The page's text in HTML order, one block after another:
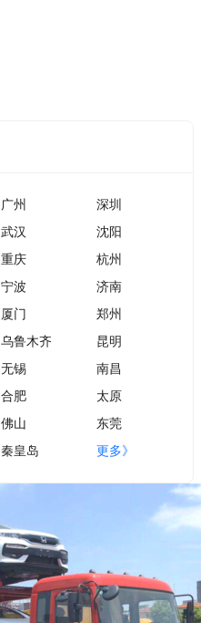
广州
深圳
武汉
沈阳
重庆
杭州
宁波
济南
厦门
郑州
乌鲁木齐
昆明
无锡
南昌
合肥
太原
佛山
东莞
秦皇岛 更多》